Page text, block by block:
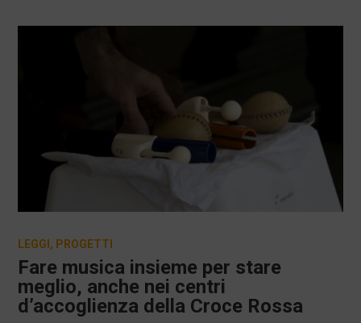
Fare musica insieme per stare
meglio, anche nei centri
d’accoglienza della Croce Rossa
LEGGI, PROGETTI